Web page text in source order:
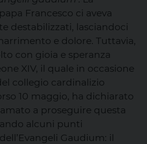
Francesco ci aveva
destabilizzati, lasciandoci
e dolore. Tuttavia,
con gioia e speranza
XIV, il quale in occasione
collegio cardinalizio
10 maggio, ha dichiarato
a proseguire questa
alcuni punti
Gaudium: il